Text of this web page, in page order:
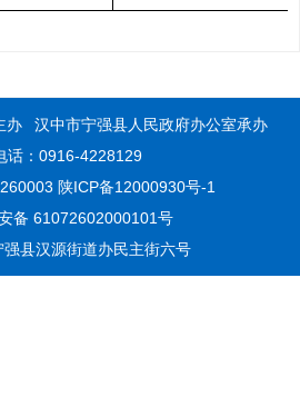
办
汉中市宁强县人民政府办公室承办
话：0916-4228129
陕ICP备12000930号-1
备 61072602000101号
强县汉源街道办民主街六号